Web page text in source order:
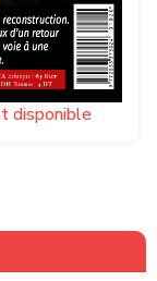
disponible